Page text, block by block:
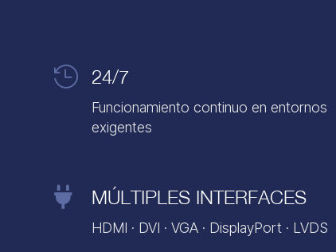
 24/7
Funcionamiento continuo en entornos
exigentes
 MÚLTIPLES INTERFACES
HDMI · DVI · VGA · DisplayPort · LVDS